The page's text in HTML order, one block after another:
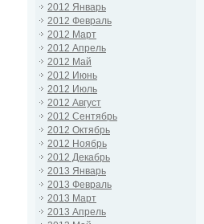
2012 Январь
2012 Февраль
2012 Март
2012 Апрель
2012 Май
2012 Июнь
2012 Июль
2012 Август
2012 Сентябрь
2012 Октябрь
2012 Ноябрь
2012 Декабрь
2013 Январь
2013 Февраль
2013 Март
2013 Апрель